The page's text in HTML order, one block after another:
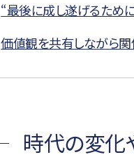
“最後に成し遂げるため
価値観を共有しながら関
時代の変化